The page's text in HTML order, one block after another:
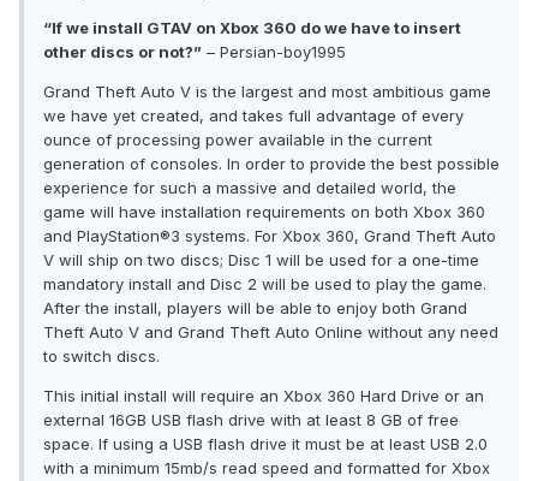
“If we install GTAV on Xbox 360 do we have to insert
other discs or not?” – Persian-boy1995
Grand Theft Auto V is the largest and most ambitious game
we have yet created, and takes full advantage of every
ounce of processing power available in the current
generation of consoles. In order to provide the best possible
experience for such a massive and detailed world, the
game will have installation requirements on both Xbox 360
and PlayStation®3 systems. For Xbox 360, Grand Theft Auto
V will ship on two discs; Disc 1 will be used for a one-time
mandatory install and Disc 2 will be used to play the game.
After the install, players will be able to enjoy both Grand
Theft Auto V and Grand Theft Auto Online without any need
to switch discs.
This initial install will require an Xbox 360 Hard Drive or an
external 16GB USB flash drive with at least 8 GB of free
space. If using a USB flash drive it must be at least USB 2.0
with a minimum 15mb/s read speed and formatted for Xbox